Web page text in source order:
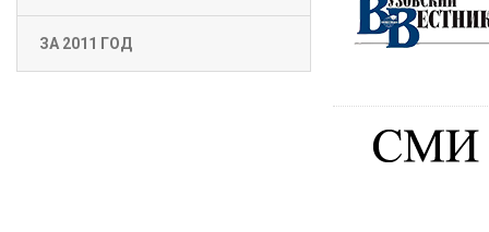
ЗА 2011 ГОД